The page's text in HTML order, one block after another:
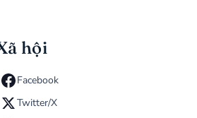
hội
Facebook
Twitter/X